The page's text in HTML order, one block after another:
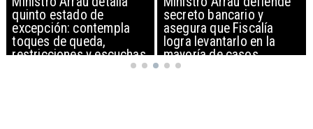
quinto estado de
excepción: contempla
toques de queda,
restricciones y escuchas
secreto bancario y
asegura que Fiscalía
logra levantarlo en la
mayoría de casos